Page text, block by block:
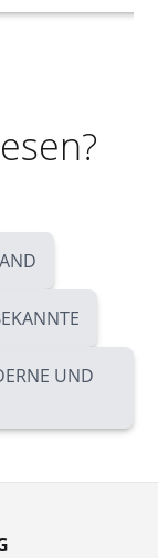
UND